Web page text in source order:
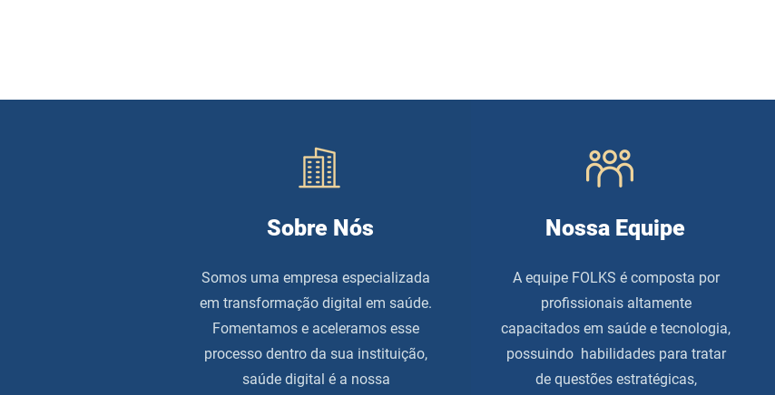
Sobre Nós
Somos uma empresa especializada
em transformação digital em saúde.
Fomentamos e aceleramos esse
processo dentro da sua instituição,
saúde digital é a nossa
Nossa Equipe
A equipe FOLKS é composta por
profissionais altamente
capacitados em saúde e tecnologia,
possuindo habilidades para tratar
de questões estratégicas,